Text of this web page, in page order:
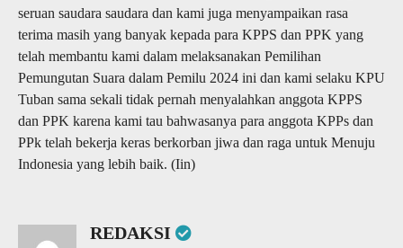
seruan saudara saudara dan kami juga menyampaikan rasa
terima masih yang banyak kepada para KPPS dan PPK yang
telah membantu kami dalam melaksanakan Pemilihan
Pemungutan Suara dalam Pemilu 2024 ini dan kami selaku KPU
Tuban sama sekali tidak pernah menyalahkan anggota KPPS
dan PPK karena kami tau bahwasanya para anggota KPPs dan
PPk telah bekerja keras berkorban jiwa dan raga untuk Menuju
Indonesia yang lebih baik. (Iin)
REDAKSI